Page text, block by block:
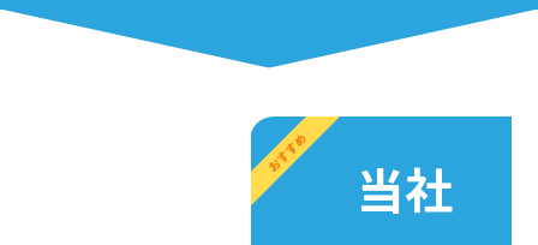
おすすめ
当社